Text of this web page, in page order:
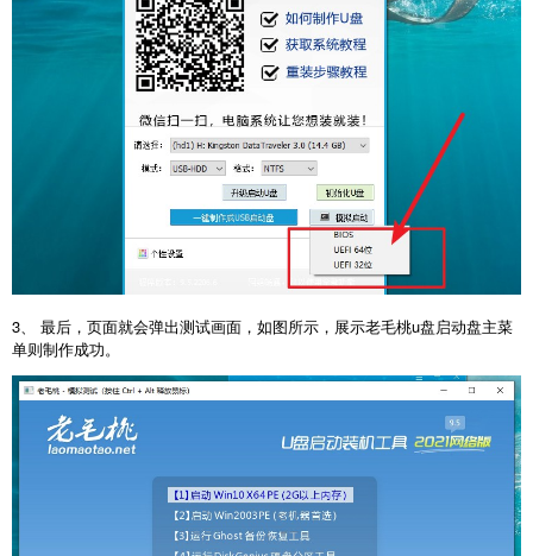
3、 最后，页面就会弹出测试画面，如图所示，展示老毛桃u盘启动盘主菜
单则制作成功。